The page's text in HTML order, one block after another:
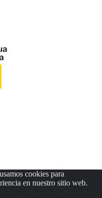
cookies para
en nuestro sitio web.